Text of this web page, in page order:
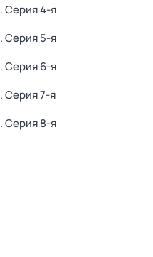
. Серия 4-я
. Серия 5-я
. Серия 6-я
. Серия 7-я
. Серия 8-я